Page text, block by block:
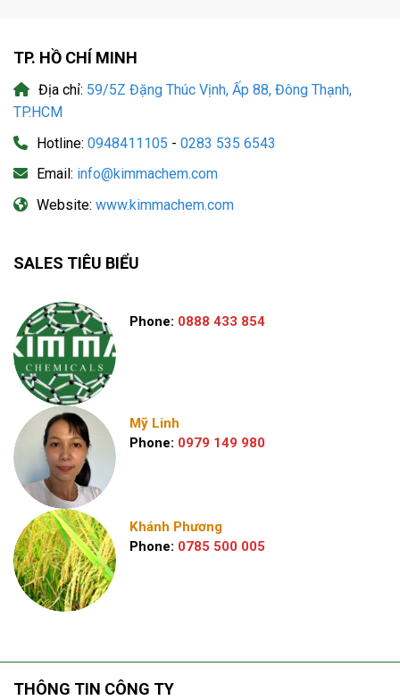
TP. HỒ CHÍ MINH
Địa chỉ: 59/5Z Đặng Thúc Vịnh, Ấp 88, Đông Thạnh,
TP.HCM
Hotline: 0948411105 - 0283 535 6543
Email: info@kimmachem.com
Website: www.kimmachem.com
SALES TIÊU BIỂU
Phone: 0888 433 854
Mỹ Linh
Phone: 0979 149 980
Khánh Phương
Phone: 0785 500 005
THÔNG TIN CÔNG TY